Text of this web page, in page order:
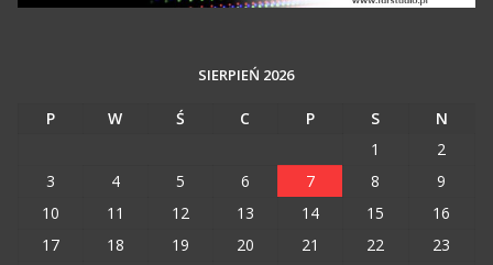
SIERPIEŃ 2026
P W Ś C P S
N
1
2
3
4 5 6 7 8
9
10
11 12 13 14 15
16
17
18 19 20 21 22
23